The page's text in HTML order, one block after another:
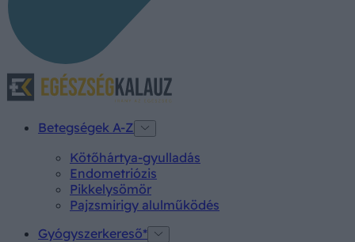
Betegségek A-Z
Kötőhártya-gyulladás
Endometriózis
Pikkelysömör
Pajzsmirigy alulműködés
Gyógyszerkereső*